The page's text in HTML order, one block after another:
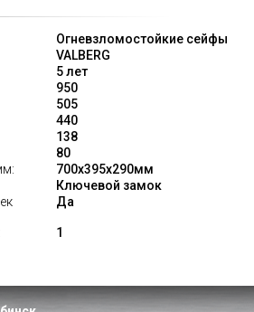
Огневзломостойкие сейфы
VALBERG
5 лет
950
505
440
138
80
700x395x290мм
Ключевой замок
Да
1